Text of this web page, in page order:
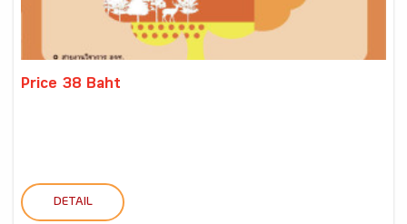
Price 38 Baht
DETAIL